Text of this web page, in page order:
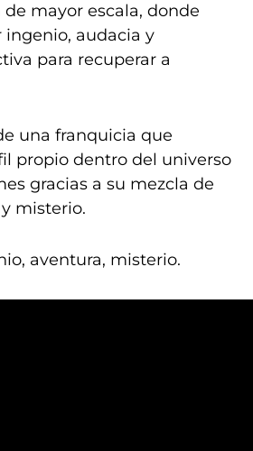
mayor escala, donde
audacia y
para recuperar a
una franquicia que
propio dentro del universo
gracias a su mezcla de
misterio.
aventura, misterio.